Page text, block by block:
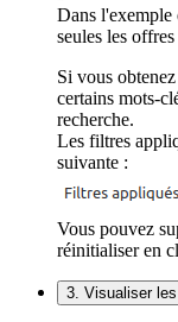
Dans l'exemple
seules les
Si vous
certains mots-
recherche.
Les filtres
suivante :
Vous pouvez
réinitialiser en
3. Visualiser